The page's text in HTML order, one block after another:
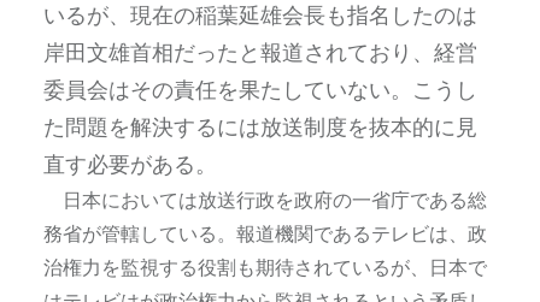
いるが、現在の稲葉延雄会長も指名したのは
岸田文雄首相だったと報道されており、経営
委員会はその責任を果たしていない。こうし
た問題を解決するには放送制度を抜本的に見
直す必要がある。
日本においては放送行政を政府の一省庁である総
務省が管轄している。報道機関であるテレビは、政
治権力を監視する役割も期待されているが、日本で